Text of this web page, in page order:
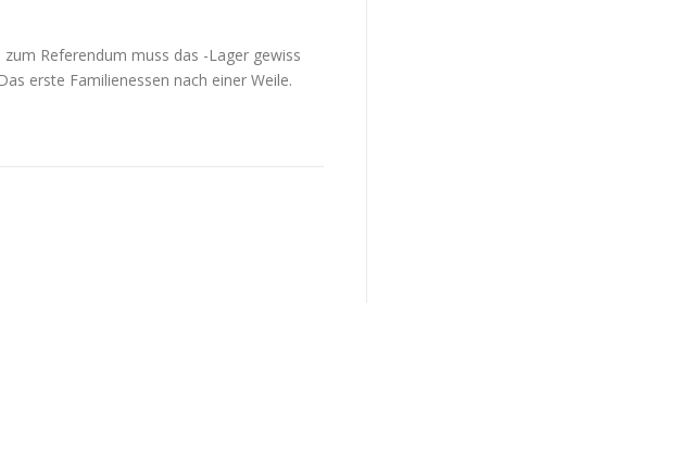
Referendum muss das -Lager gewiss
erste Familienessen nach einer Weile.